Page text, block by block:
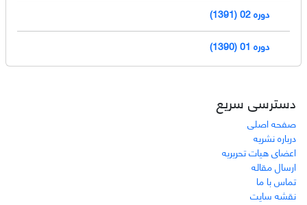
دوره 02 (1391)
دوره 01 (1390)
دسترسی سریع
صفحه اصلی
درباره نشریه
اعضای هیات تحریریه
ارسال مقاله
تماس با ما
نقشه سایت